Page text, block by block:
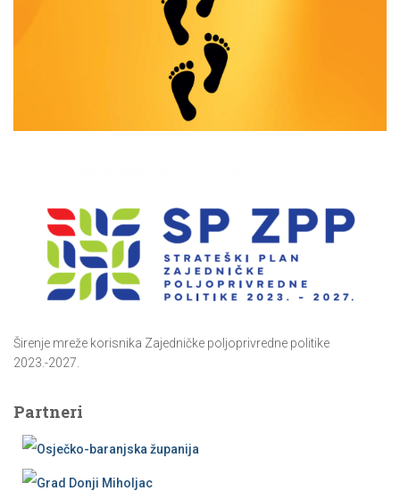
Širenje mreže korisnika Zajedničke poljoprivredne politike
2023.-2027.
Partneri